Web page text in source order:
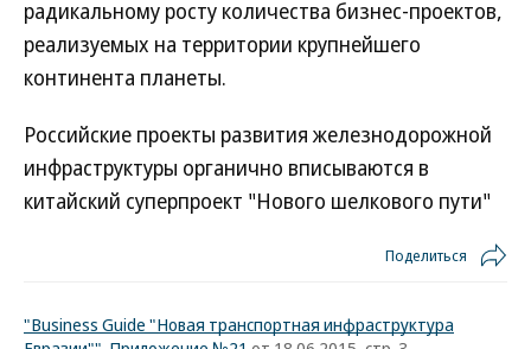
радикальному росту количества бизнес-проектов,
реализуемых на территории крупнейшего
континента планеты.
Российские проекты развития железнодорожной
инфраструктуры органично вписываются в
китайский суперпроект "Нового шелкового пути"
Поделиться
"Business Guide "Новая транспортная инфраструктура